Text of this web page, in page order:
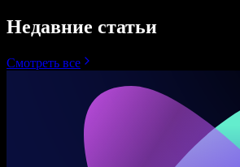
Недавние статьи
Смотреть все